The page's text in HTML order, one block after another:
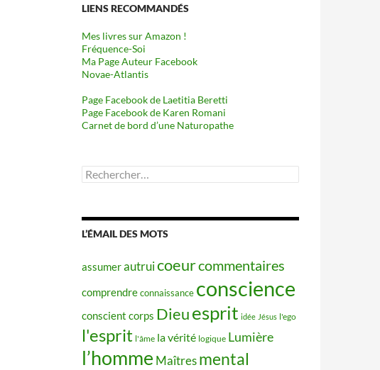
LIENS RECOMMANDÉS
Mes livres sur Amazon !
Fréquence-Soi
Ma Page Auteur Facebook
Novae-Atlantis
Page Facebook de Laetitia Beretti
Page Facebook de Karen Romani
Carnet de bord d’une Naturopathe
Rechercher :
L’ÉMAIL DES MOTS
assumerautruicoeurcommentaires
comprendreconnaissance conscience
conscient corps Dieuesprit idée Jésus l'ego
l'esprit l'âme la vérité logique Lumière
l’homme Maîtres mental